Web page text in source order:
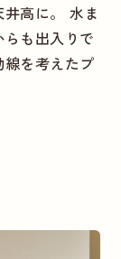
高に。 水ま
も出入りで
を考えたプ